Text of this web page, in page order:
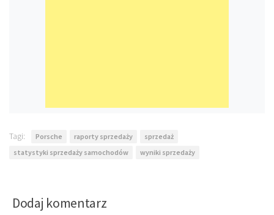
Tagi: Porsche raporty sprzedaży
sprzedaż
statystyki sprzedaży samochodów
wyniki sprzedaży
Dodaj komentarz